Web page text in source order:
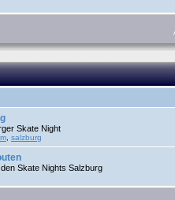
Skate Night
salzburg
Skate Nights Salzburg